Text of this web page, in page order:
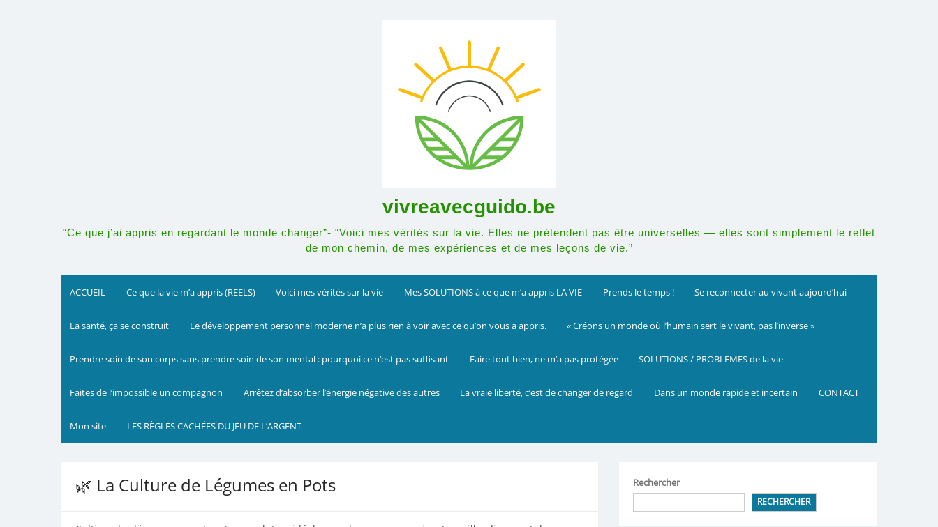
vivreavecguido.be
“Ce que j’ai appris en regardant le monde changer”- “Voici mes vérités sur la vie. Elles ne prétendent pas être universelles — elles sont simplement le reflet
de mon chemin, de mes expériences et de mes leçons de vie.”
ACCUEIL Ce que la vie m’a appris (REELS) Voici mes vérités sur la vie Mes SOLUTIONS à ce que m’a appris LA VIE Prends le temps ! Se reconnecter au vivant aujourd’hui
La santé, ça se construit Le développement personnel moderne n’a plus rien à voir avec ce qu’on vous a appris. « Créons un monde où l’humain sert le vivant, pas l’inverse »
Prendre soin de son corps sans prendre soin de son mental : pourquoi ce n’est pas suffisant Faire tout bien, ne m’a pas protégée SOLUTIONS / PROBLEMES de la vie
Faites de l’impossible un compagnon Arrêtez d’absorber l’énergie négative des autres La vraie liberté, c’est de changer de regard Dans un monde rapide et incertain CONTACT
Mon site LES RÈGLES CACHÉES DU JEU DE L’ARGENT
🌿 La Culture de Légumes en Pots Rechercher
RECHERCHER